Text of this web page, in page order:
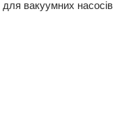
вакуумних насосів